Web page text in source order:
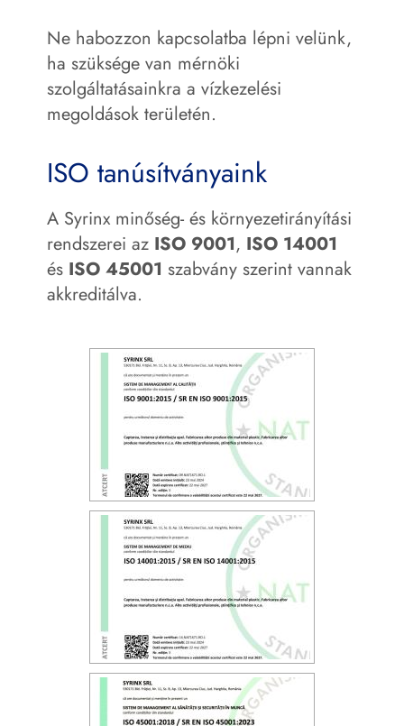
Ne habozzon kapcsolatba lépni velünk,
ha szüksége van mérnöki
szolgáltatásainkra a vízkezelési
megoldások területén.
ISO tanúsítványaink
A Syrinx minőség- és környezetirányítási
rendszerei az ISO 9001, ISO 14001
és ISO 45001 szabvány szerint vannak
akkreditálva.